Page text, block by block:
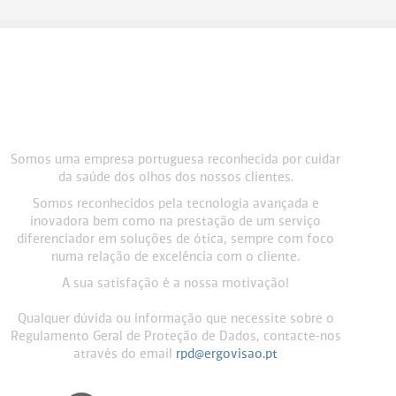
Somos uma empresa portuguesa reconhecida por cuidar
da saúde dos olhos dos nossos clientes.
Somos reconhecidos pela tecnologia avançada e
inovadora bem como na prestação de um serviço
diferenciador em soluções de ótica, sempre com foco
numa relação de excelência com o cliente.
A sua satisfação é a nossa motivação!
Qualquer dúvida ou informação que necessite sobre o
Regulamento Geral de Proteção de Dados, contacte-nos
através do email rpd@ergovisao.pt